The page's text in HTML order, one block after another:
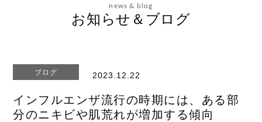
お問い合わせ
news & blog
お知らせ＆ブログ
ブログ 2023.12.22
インフルエンザ流行の時期には、ある部
分のニキビや肌荒れが増加する傾向